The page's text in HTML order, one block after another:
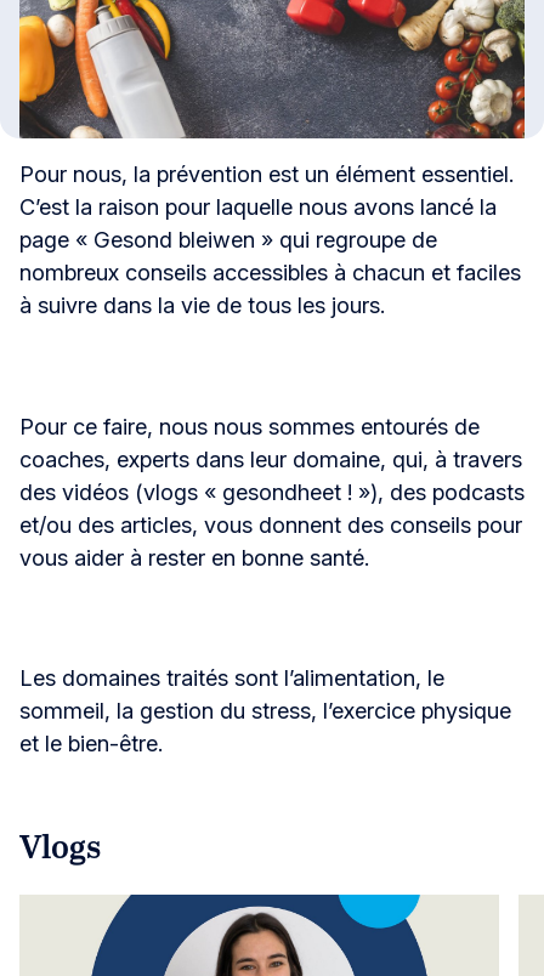
Pour nous, la prévention est un élément essentiel.
C’est la raison pour laquelle nous avons lancé la
page « Gesond bleiwen » qui regroupe de
nombreux conseils accessibles à chacun et faciles
à suivre dans la vie de tous les jours.
Pour ce faire, nous nous sommes entourés de
coaches, experts dans leur domaine, qui, à travers
des vidéos (vlogs « gesondheet ! »), des podcasts
et/ou des articles, vous donnent des conseils pour
vous aider à rester en bonne santé.
Les domaines traités sont l’alimentation, le
sommeil, la gestion du stress, l’exercice physique
et le bien-être.
Vlogs